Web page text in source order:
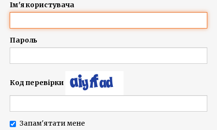
Ім'я користувача
Пароль
Код перевірки
Запам'ятати мене